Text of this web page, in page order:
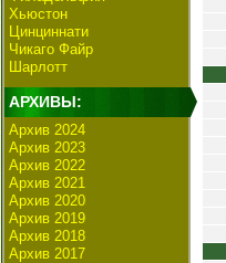
Хьюстон
Цинциннати
Чикаго Файр
Шарлотт
АРХИВЫ:
Архив 2024
Архив 2023
Архив 2022
Архив 2021
Архив 2020
Архив 2019
Архив 2018
Архив 2017